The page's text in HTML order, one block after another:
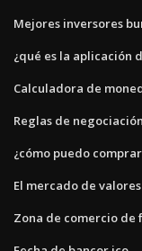
Mejores inversores
¿qué es la aplicación
Calculadora de
Reglas de
¿cómo puedo
El mercado de
Zona de comercio de